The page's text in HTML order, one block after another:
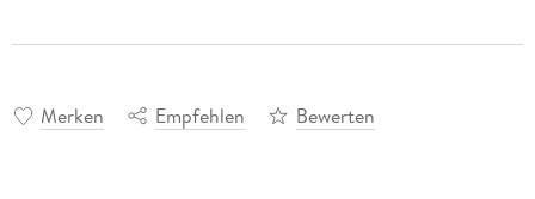
Merken Empfehlen Bewerten